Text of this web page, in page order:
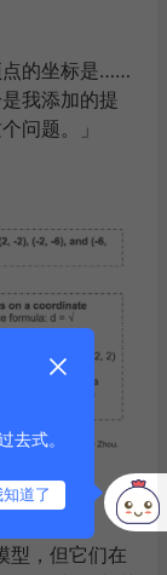
点的坐标是……
我添加的提
问题。」
型，但它们在
去式。
道了